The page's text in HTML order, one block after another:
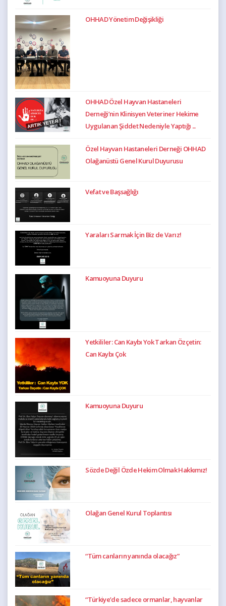
OHHAD Yönetim Değişikliği
OHHAD Özel Hayvan Hastaneleri
Derneği’nin Klinisyen Veteriner Hekime
Uygulanan Şiddet Nedeniyle Yaptığı ...
Özel Hayvan Hastaneleri Derneği OHHAD
Olağanüstü Genel Kurul Duyurusu
Vefat ve Başsağlığı
Yaraları Sarmak İçin Biz de Varız!
Kamuoyuna Duyuru
Yetkililer: Can Kaybı Yok Tarkan Özçetin:
Can Kaybı Çok
Kamuoyuna Duyuru
Sözde Değil Özde Hekim Olmak Hakkımız!
Olağan Genel Kurul Toplantısı
“Tüm canların yanında olacağız”
“Türkiye’de sadece ormanlar, hayvanlar